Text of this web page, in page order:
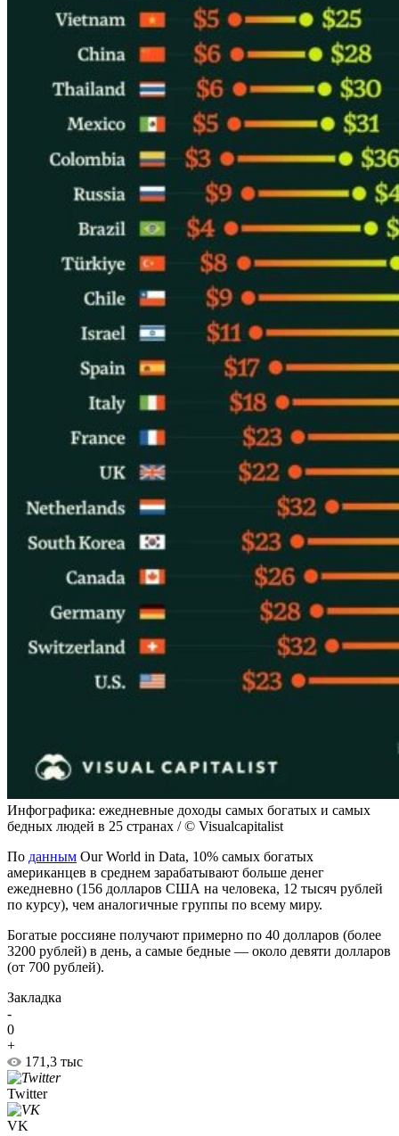
Инфографика: ежедневные доходы самых богатых и самых
бедных людей в 25 странах / © Visualcapitalist
По данным Our World in Data, 10% самых богатых
американцев в среднем зарабатывают больше денег
ежедневно (156 долларов США на человека, 12 тысяч рублей
по курсу), чем аналогичные группы по всему миру.
Богатые россияне получают примерно по 40 долларов (более
3200 рублей) в день, а самые бедные — около девяти долларов
(от 700 рублей).
Закладка
-
0
+
171,3 тыс
Twitter
VK